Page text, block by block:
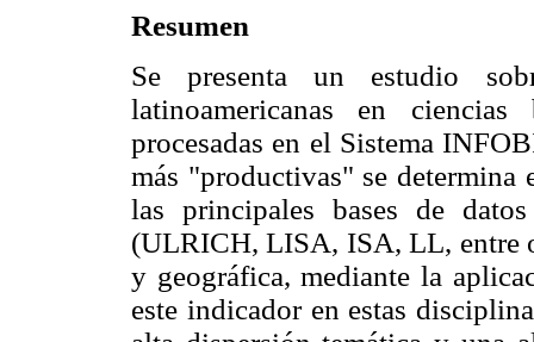
Resumen
Se presenta un estudio
latinoamericanas en
procesadas en el Sistema
más "productivas" se determina
las principales bases de
(ULRICH, LISA, ISA, LL, entre
y geográfica, mediante la
este indicador en estas